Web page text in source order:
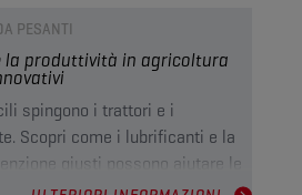
PESANTI
la produttività in agricoltura
spingono i trattori e i
Scopri come i lubrificanti e la
giusti possono aiutare le